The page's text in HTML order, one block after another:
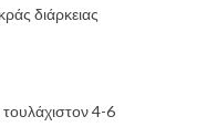
διάρκειας
τουλάχιστον 4-6